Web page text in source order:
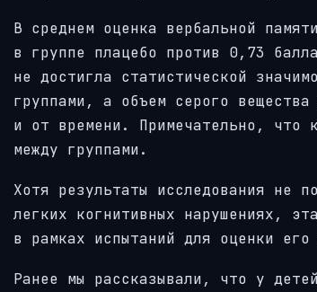
В среднем оценка вербальной
в группе плацебо против 0,73
не достигла статистической
группами, а объем серого
и от времени. Примечательно, что
между группами.
Хотя результаты исследования не
легких когнитивных нарушениях,
в рамках испытаний для оценки его
Ранее мы рассказывали, что у